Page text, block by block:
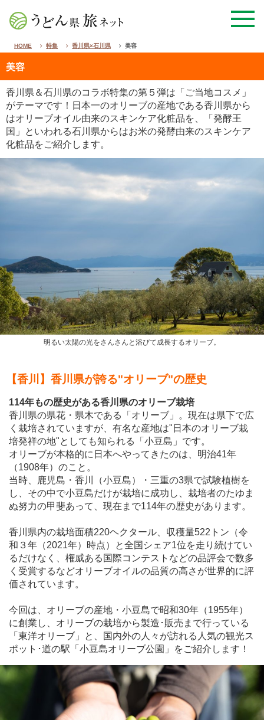
HOME 特集 香川県×石川県 美容
美容
香川県＆石川県のコラボ特集の第５弾は「ご当地コスメ」
がテーマです！日本一のオリーブの産地である香川県から
はオリーブオイル由来のスキンケア化粧品を、「発酵王
国」といわれる石川県からはお米の発酵由来のスキンケア
化粧品をご紹介します。
明るい太陽の光をさんさんと浴びて成長するオリーブ。
【香川】香川県が誇る"オリーブ"の歴史
114年もの歴史がある香川県のオリーブ栽培
香川県の県花・県木である「オリーブ」。現在は県下で広
く栽培されていますが、有名な産地は"日本のオリーブ栽
培発祥の地"としても知られる「小豆島」です。
オリーブが本格的に日本へやってきたのは、明治41年
（1908年）のこと。
当時、鹿児島・香川（小豆島）・三重の3県で試験植樹を
し、その中で小豆島だけが栽培に成功し、栽培者のたゆま
ぬ努力の甲斐あって、現在まで114年の歴史があります。
香川県内の栽培面積220ヘクタール、収穫量522トン（令
和３年（2021年）時点）と全国シェア1位を走り続けてい
るだけなく、権威ある国際コンテストなどの品評会で数多
く受賞するなどオリーブオイルの品質の高さが世界的に評
価されています。
今回は、オリーブの産地・小豆島で昭和30年（1955年）
に創業し、オリーブの栽培から製造･販売まで行っている
「東洋オリーブ」と、国内外の人々が訪れる人気の観光ス
ポット･道の駅「小豆島オリーブ公園」をご紹介します！